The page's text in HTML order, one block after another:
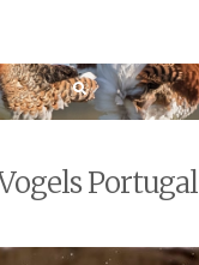
Portugal